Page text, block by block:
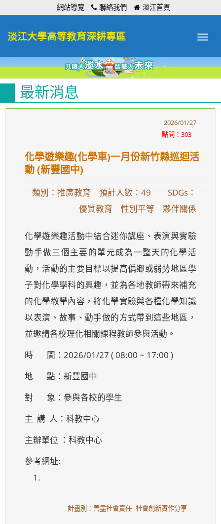
網站導覽 聯絡我們 淡江首頁
Toggle
淡江大學高等教育深耕專區
最新消息
2026/01/27
點閱：303
化學遊樂趣(化學車)一月份新竹縣巡迴活
動 (新豐國中)
類別：推廣教育 預計人數：49
SDGs：
優質教育 性別平等 夥伴關係
化學遊樂趣活動中結合迷你講座、表演與實驗
動手做三個主要的單元成為一整天的化學活
動，活動的主要目標以提高偏鄉或弱勢地區學
子對化學學科的興趣，並為各地教師帶來補充
的化學教學內容，將化學實驗與各種化學知識
以表演、故事、動手做的方式帶到這些地區，
並邀請各校理化相關課程教師參與活動。
時 間：2026/01/27 ( 08:00 ~ 17:00 )
地 點：新豐國中
對 象：參與各校的學生
主 講 人：科教中心
主辦單位 ：科教中心
參考網址:
1.
計畫別：善盡社會責任--社會創新實作分享